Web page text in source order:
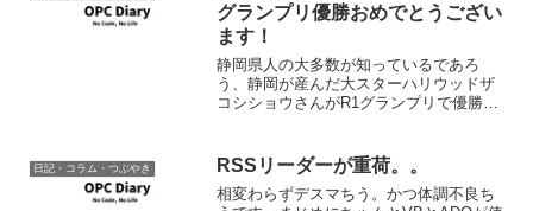
グランプリ優勝おめでとうござい
ます！
静岡県人の大多数が知っているであろ
う、静岡が産んだ大スターハリウッドザ
コシショウさんがR1グランプリで優勝し
うって事で、今後もしょんないTVに出て
くれなくなるかだけが心...
日記・コラム・つぶやき RSSリーダーが重荷。。
相変わらずデスマちう。かつ体調不良ち